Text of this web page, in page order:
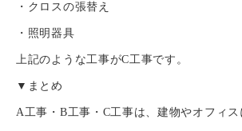
インフォメーション
会社概要
お問い合わせ
・クロスの張替え
・照明器具
上記のような工事がC工事です。
▼まとめ
A工事・B工事・C工事は、建物やオフィス